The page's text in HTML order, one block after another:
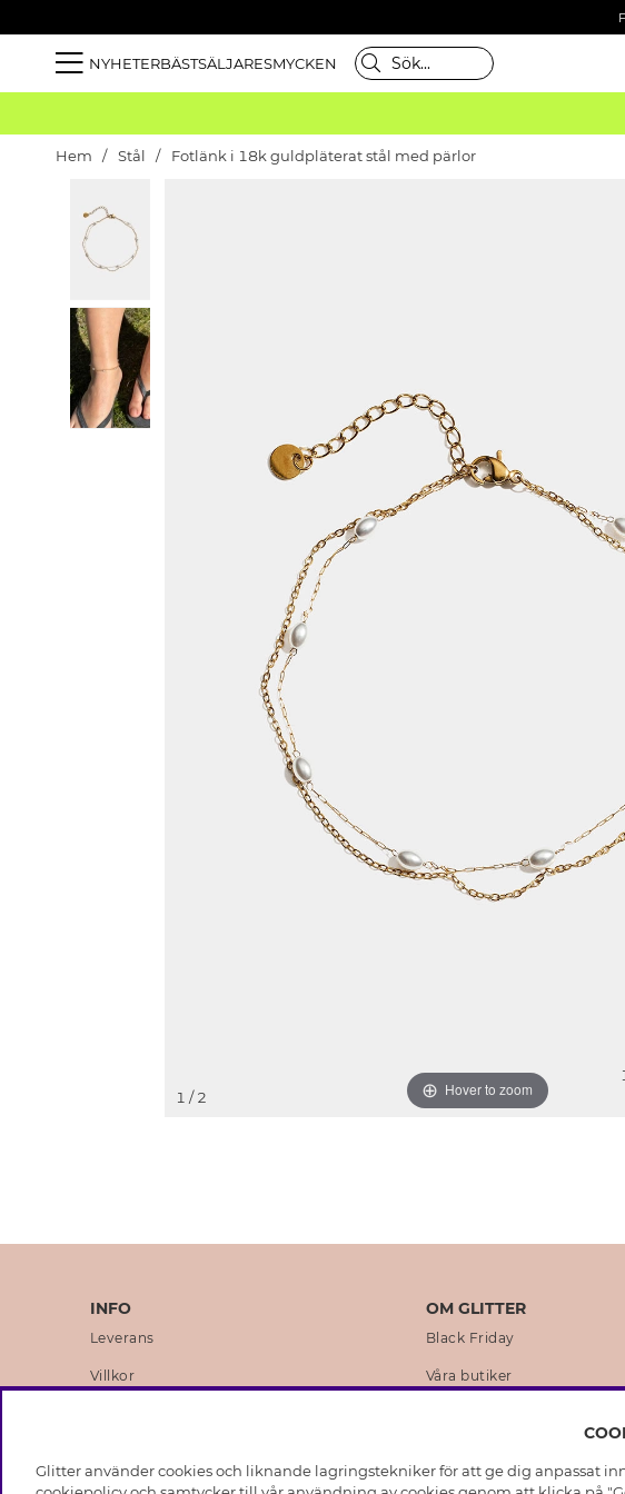
NYHETERBÄSTSÄLJARESMYCKEN
Hem Stål Fotlänk i 18k guldpläterat stål med pärlor
Hover to zoom
1 / 2
INFO
Leverans
Villkor
Medlemsvillkor
OM GLITTER
Black Friday
Våra butiker
Hållbarhet
Glitter använder cookies och liknande lagringstekniker för att ge dig anpassat